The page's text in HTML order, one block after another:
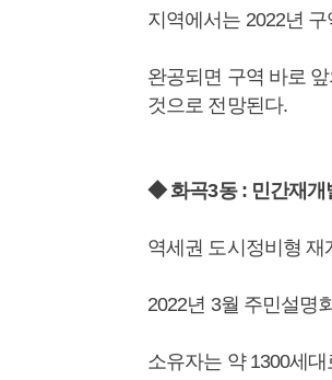
지역에서는 2022년
완공되면 구역 바로
것으로 전망된다.
◆ 화곡3동 : 민간재개
역세권 도시정비형
2022년 3월 주민설명
소유자는 약 1300세